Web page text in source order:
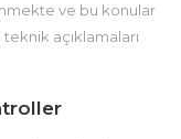
ve bu konular
teknik açıklamaları